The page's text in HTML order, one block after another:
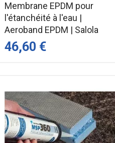
Membrane EPDM pour
l'étanchéité à l'eau |
Aeroband EPDM | Salola
46,60 €